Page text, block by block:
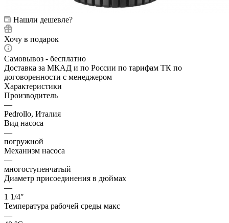
Нашли дешевле?
Хочу в подарок
Самовывоз - бесплатно
Доставка за МКАД и по России по тарифам ТК по
договоренности с менеджером
Характеристики
Производитель
—
Pedrollo, Италия
Вид насоса
—
погружной
Механизм насоса
—
многоступенчатый
Диаметр присоединения в дюймах
—
1 1/4″
Температура рабочей среды макс
—